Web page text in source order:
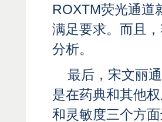
ROXTM荧光通道
满足要求。而且
分析。
最后，宋文丽
是在药典和其他
和灵敏度三个方